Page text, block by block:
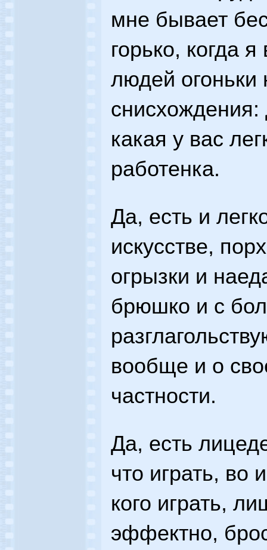
мне бывает
горько, когда
людей
какая у вас
работенка.
Да, есть и
искусстве,
огрызки и
брюшко и с
вообще и о
частности.
Да, есть
что играть, во
кого играть,
эффектно,